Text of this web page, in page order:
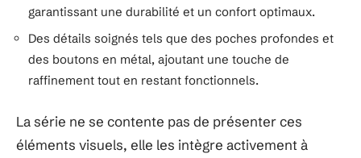
garantissant une durabilité et un confort optimaux.
Des détails soignés tels que des poches profondes et
des boutons en métal, ajoutant une touche de
raffinement tout en restant fonctionnels.
La série ne se contente pas de présenter ces
éléments visuels, elle les intègre activement à